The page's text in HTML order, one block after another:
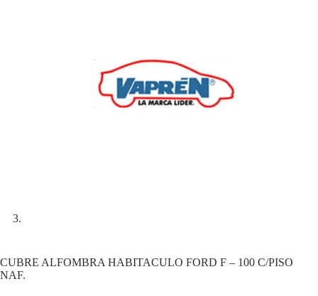
CUBRE ALFOMBRA HABITACULO FORD F – 100 C/PISO
NAF.